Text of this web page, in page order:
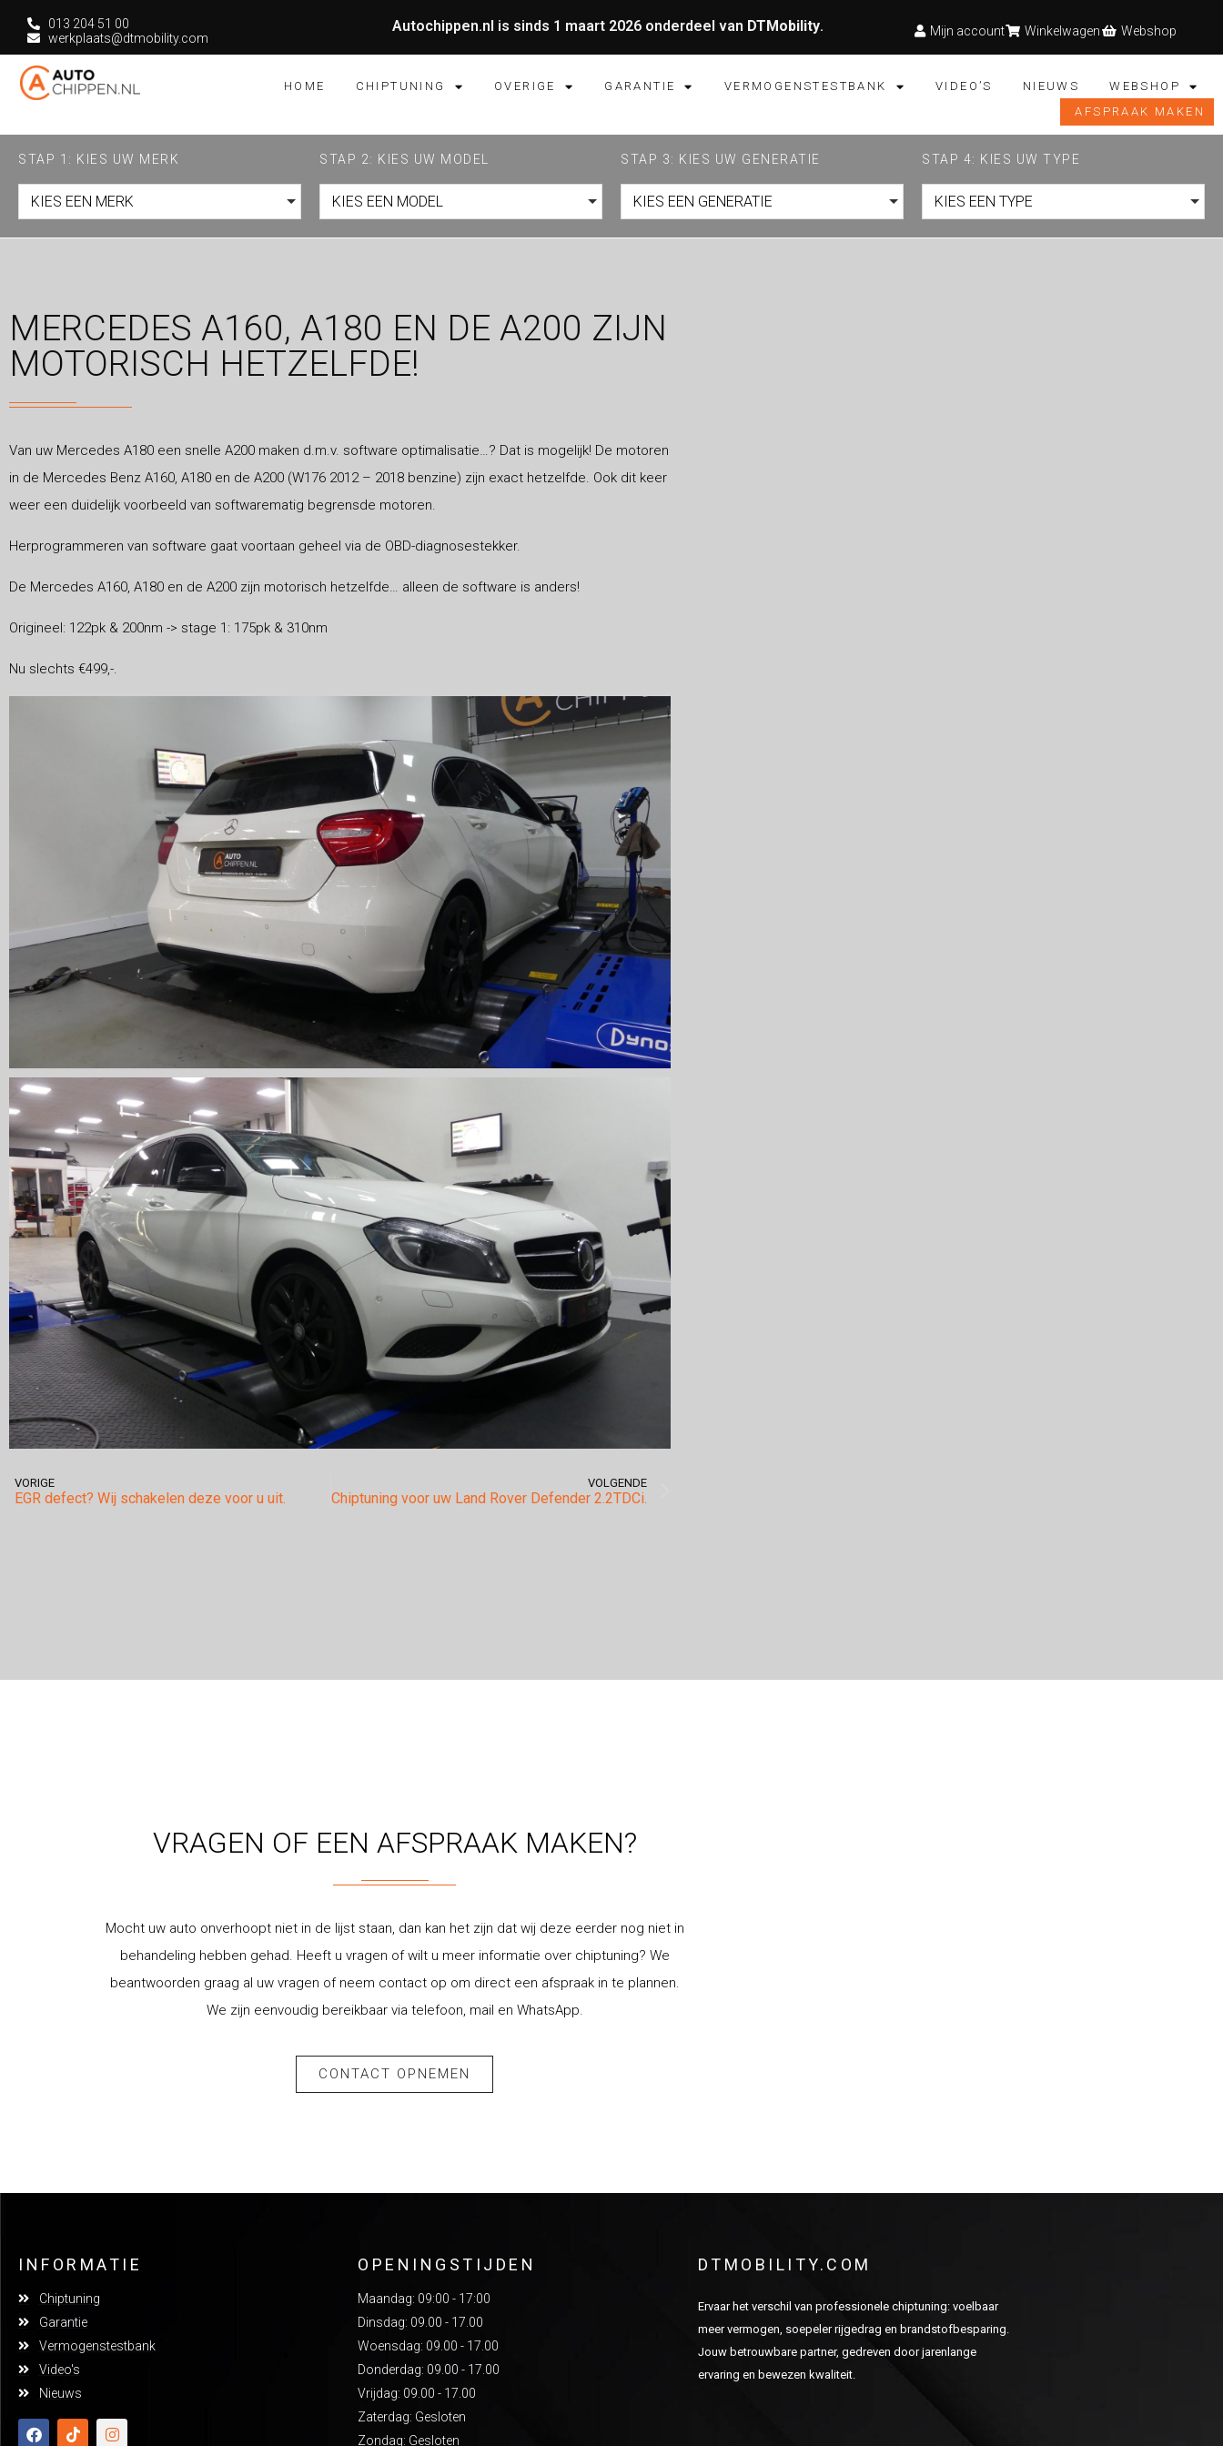
013 204 51 00
werkplaats@dtmobility.com
Autochippen.nl is sinds 1 maart 2026 onderdeel van DTMobility. Mijn account Winkelwagen Webshop
HOME CHIPTUNING OVERIGE GARANTIE VERMOGENSTESTBANK VIDEO’S NIEUWS
WEBSHOP
AFSPRAAK MAKEN
STAP 1: KIES UW MERK
KIES EEN MERK
STAP 2: KIES UW MODEL
KIES EEN MODEL
STAP 3: KIES UW GENERATIE
KIES EEN GENERATIE
STAP 4: KIES UW TYPE
KIES EEN TYPE
MERCEDES A160, A180 EN DE A200 ZIJN
MOTORISCH HETZELFDE!
Van uw Mercedes A180 een snelle A200 maken d.m.v. software optimalisatie…? Dat is mogelijk! De motoren
in de Mercedes Benz A160, A180 en de A200 (W176 2012 – 2018 benzine) zijn exact hetzelfde. Ook dit keer
weer een duidelijk voorbeeld van softwarematig begrensde motoren.
Herprogrammeren van software gaat voortaan geheel via de OBD-diagnosestekker.
De Mercedes A160, A180 en de A200 zijn motorisch hetzelfde… alleen de software is anders!
Origineel: 122pk & 200nm -> stage 1: 175pk & 310nm
Nu slechts €499,-.
VORIGE
EGR defect? Wij schakelen deze voor u uit.
VOLGENDE
Chiptuning voor uw Land Rover Defender 2.2TDCi.
VRAGEN OF EEN AFSPRAAK MAKEN?
Mocht uw auto onverhoopt niet in de lijst staan, dan kan het zijn dat wij deze eerder nog niet in
behandeling hebben gehad. Heeft u vragen of wilt u meer informatie over chiptuning? We
beantwoorden graag al uw vragen of neem contact op om direct een afspraak in te plannen.
We zijn eenvoudig bereikbaar via telefoon, mail en WhatsApp.
CONTACT OPNEMEN
INFORMATIE
Chiptuning
Garantie
Vermogenstestbank
Video's
Nieuws
OPENINGSTIJDEN
Maandag: 09:00 - 17:00
Dinsdag: 09.00 - 17.00
Woensdag: 09.00 - 17.00
Donderdag: 09.00 - 17.00
Vrijdag: 09.00 - 17.00
Zaterdag: Gesloten
Zondag: Gesloten
DTMOBILITY.COM
Ervaar het verschil van professionele chiptuning: voelbaar
meer vermogen, soepeler rijgedrag en brandstofbesparing.
Jouw betrouwbare partner, gedreven door jarenlange
ervaring en bewezen kwaliteit.